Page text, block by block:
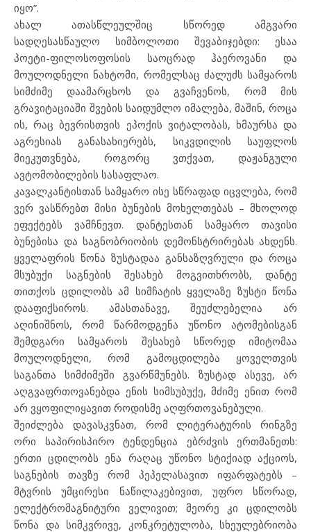
იყო”.
ახალ ათასწლეულშიც სწორედ ამგვარი
სადღესასწაულო სიმბოლოთი შევაბიჯებდი: ესაა
პოეტი-ფილოსოფოსის საოცრად ჰაეროვანი და
მოულოდნელი ნახტომი, რომელსაც ძალუძს სამყაროს
სიმძიმე დაამარცხოს და გვაჩვენოს, რომ მის
გრავიტაციაში შვების საიდუმლო იმალება, მაშინ, როცა
ის, რაც ბევრისთვის ეპოქის ვიტალობას, ხმაურსა და
აგრესიას განასახიერებს, სიკვდილის საუფლოს
მიეკუთვნება, როგორც ვთქვათ, დაჟანგული
ავტომობილების სასაფლაო.
კავალკანტისთან სამყარო ისე სწრაფად იცვლება, რომ
ვერ ვასწრებთ მისი ბუნების მოხელთებას – მხოლოდ
ეფექტებს ვამჩნევთ. დანტესთან სამყარო თავისი
ბუნებისა და საგნობრიობის დემონსტრირებას ახდენს.
ყველაფრის წონა ზუსტადაა განსაზღვრული და როცა
მსუბუქი საგნების შესახებ მოგვითხრობს, დანტე
თითქოს ცდილობს ამ სიმჩატის ყველაზე ზუსტი წონა
დააფიქსიროს. ამასთანავე, შეუძლებელია არ
აღინიშნოს, რომ წარმოდგენა უწონო ატომებისგან
შემდგარი სამყაროს შესახებ სწორედ იმიტომაა
მოულოდნელი, რომ გამოცდილება ყოველთვის
საგანთა სიმძიმეში გვარწმუნებს. ზუსტად ასევე, არ
აღგვაფრთოვანებდა ენის სიმსუბუქე, მძიმე ენით რომ
არ ვყოფილიყავით როდისმე აღფრთოვანებული.
შეიძლება დავასკვნათ, რომ ლიტერატურის რინგზე
ორი საპირისპირო ტენდენცია ებრძვის ერთმანეთს:
ერთი ცდილობს ენა რაღაც უწონო სტიქიად აქციოს,
საგნების თავზე რომ პეპელასავით იფარფატებს –
მტვრის უმცირესი ნაწილაკებივით, უფრო სწორად,
ელექტრომაგნიტური ველივით; მეორე კი ცდილობს
წონა და სიმკვრივე, კონკრეტულობა, სხეულებრიობა